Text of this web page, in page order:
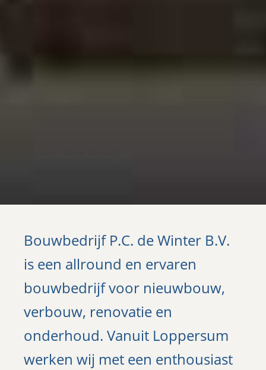
Bouwbedrijf P.C. de Winter B.V.
is een allround en ervaren
bouwbedrijf voor nieuwbouw,
verbouw, renovatie en
onderhoud. Vanuit Loppersum
werken wij met een enthousiast